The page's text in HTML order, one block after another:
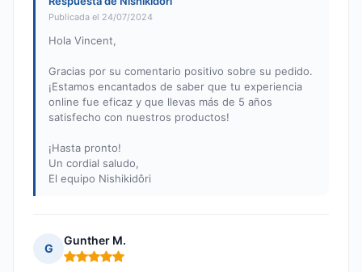
Publicada el 24/07/2024
Hola Vincent,
Gracias por su comentario positivo sobre su pedido.
¡Estamos encantados de saber que tu experiencia
online fue eficaz y que llevas más de 5 años
satisfecho con nuestros productos!
¡Hasta pronto!
Un cordial saludo,
El equipo Nishikidôri
G
Gunther M.
Nota: 5 de 5